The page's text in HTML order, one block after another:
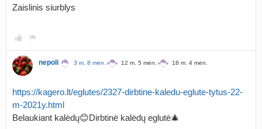
Zaislinis siurblys
nepoli 3 m. 8 mėn. 12 m. 5 mėn. 18 m. 4 mėn.
https://kagero.lt/eglutes/2327-dirbtine-kaledu-eglute-tytus-22-
m-2021y.html
Belaukiant kalėdų😊Dirbtinė kalėdų eglutė🎄